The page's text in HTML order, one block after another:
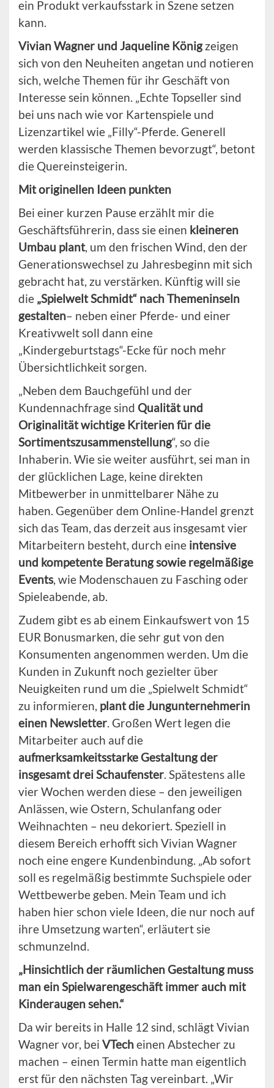
ein Produkt verkaufsstark in Szene setzen
kann.
Vivian Wagner und Jaqueline Königzeigen
sich von den Neuheiten angetan und notieren
sich, welche Themen für ihr Geschäft von
Interesse sein können. „Echte Topseller sind
bei uns nach wie vor Kartenspiele und
Lizenzartikel wie „Filly“-Pferde. Generell
werden klassische Themen bevorzugt“, betont
die Quereinsteigerin.
Mit originellen Ideen punkten
Bei einer kurzen Pause erzählt mir die
Geschäftsführerin, dass sie einen kleineren
Umbau plant, um den frischen Wind, den der
Generationswechsel zu Jahresbeginn mit sich
gebracht hat, zu verstärken. Künftig will sie
die „Spielwelt Schmidt“ nach Themeninseln
gestalten– neben einer Pferde- und einer
Kreativwelt soll dann eine
„Kindergeburtstags“-Ecke für noch mehr
Übersichtlichkeit sorgen.
„Neben dem Bauchgefühl und der
Kundennachfrage sind Qualität und
Originalität wichtige Kriterien für die
Sortimentszusammenstellung“, so die
Inhaberin. Wie sie weiter ausführt, sei man in
der glücklichen Lage, keine direkten
Mitbewerber in unmittelbarer Nähe zu
haben. Gegenüber dem Online-Handel grenzt
sich das Team, das derzeit aus insgesamt vier
Mitarbeitern besteht, durch eine intensive
und kompetente Beratung sowie regelmäßige
Events, wie Modenschauen zu Fasching oder
Spieleabende, ab.
Zudem gibt es ab einem Einkaufswert von 15
EUR Bonusmarken, die sehr gut von den
Konsumenten angenommen werden. Um die
Kunden in Zukunft noch gezielter über
Neuigkeiten rund um die „Spielwelt Schmidt“
zu informieren, plant die Jungunternehmerin
einen Newsletter. Großen Wert legen die
Mitarbeiter auch auf die
aufmerksamkeitsstarke Gestaltung der
insgesamt drei Schaufenster. Spätestens alle
vier Wochen werden diese – den jeweiligen
Anlässen, wie Ostern, Schulanfang oder
Weihnachten – neu dekoriert. Speziell in
diesem Bereich erhofft sich Vivian Wagner
noch eine engere Kundenbindung. „Ab sofort
soll es regelmäßig bestimmte Suchspiele oder
Wettbewerbe geben. Mein Team und ich
haben hier schon viele Ideen, die nur noch auf
ihre Umsetzung warten“, erläutert sie
schmunzelnd.
„Hinsichtlich der räumlichen Gestaltung muss
man ein Spielwarengeschäft immer auch mit
Kinderaugen sehen.“
Da wir bereits in Halle 12 sind, schlägt Vivian
Wagner vor, bei VTecheinen Abstecher zu
machen – einen Termin hatte man eigentlich
erst für den nächsten Tag vereinbart. „Wir